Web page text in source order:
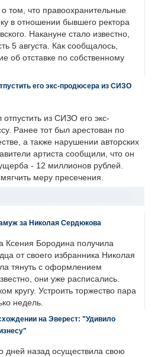
том, что правоохранительные
в отношении бывшего ректора
Накануне стало известно,
5 августа. Как сообщалось,
об отставке по собственному
его экс-продюсера из СИЗО
из СИЗО его экс-
Ранее тот был арестован по
а также нарушении авторских
артиста сообщили, что он
- 12 миллионов рублей.
меру пресечения.
за Николая Сердюкова
Ксения Бородина получила
от своего избранника Николая
тянуть с оформлением
они уже расписались.
кругу. Устроить торжество пара
недель.
на Эверест: "Удивило
дней назад осуществила свою